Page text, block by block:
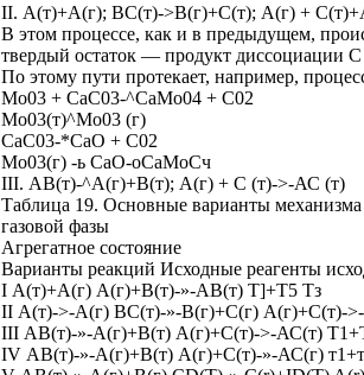
II. А(т)+А(г); ВС(т)->В(г)+С(т); А(г) +
В этом процессе, как и в предыдущем,
твердый остаток — продукт диссоциации С
По этому пути протекает, например,
Мо03 + СаС03-^СаМо04 + С02
Мо03(т)^Мо03 (г)
СаС03-*СаО + С02
Мо03(г) -ь СаО-оСаМоСч
III. АВ(т)-^А(г)+В(т); А(г) + С (т)->-АС (т)
Таблица 19. Основные варианты
газовой фазы
Агрегатное состояние
Варианты реакций Исходные реагенты
I А(т)+А(г) А(г)+В(т)-»-АВ(т) Т]+Т5 Тз
II А(т)->-А(г) ВС(т)-»-В(г)+С(г) А(г)+С(т)-
III АВ(т)-»-А(г)+В(т) А(г)+С(т)->-АС(т)
IV АВ(т)-»-А(г)+В(т) А(г)+С(т)-»-АС(г)